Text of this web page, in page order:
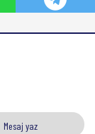
Mesaj yaz